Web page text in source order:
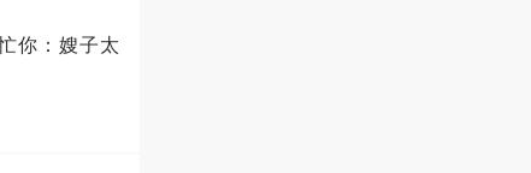
你：嫂子太